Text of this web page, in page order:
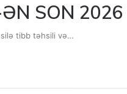
SON 2026
tibb təhsili və…